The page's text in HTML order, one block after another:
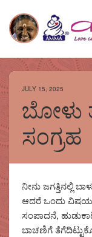
JULY 15, 2025
ಬೋಳು
ಸಂಗ್ರಹ
ನೀನು ಜಗತ್ತಿನಲ್ಲಿ
ಆದರೆ ಒಂದು
ಸಂಪಾದನೆ,
ಬಾಚಣಿಗೆ